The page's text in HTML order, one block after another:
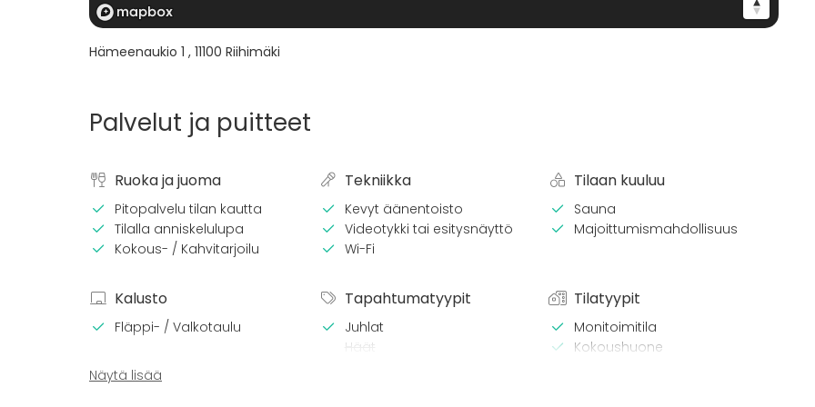
Hämeenaukio 1 , 11100 Riihimäki
Palvelut ja puitteet
Ruoka ja juoma
Pitopalvelu tilan kautta
Tilalla anniskelulupa
Kokous- / Kahvitarjoilu
Tekniikka
Kevyt äänentoisto
Videotykki tai esitysnäyttö
Wi-Fi
Tilaan kuuluu
Sauna
Majoittumismahdollisuus
Kalusto
Fläppi- / Valkotaulu
Tapahtumatyypit
Juhlat
Häät
Tilatyypit
Monitoimitila
Kokoushuone
Näytä lisää